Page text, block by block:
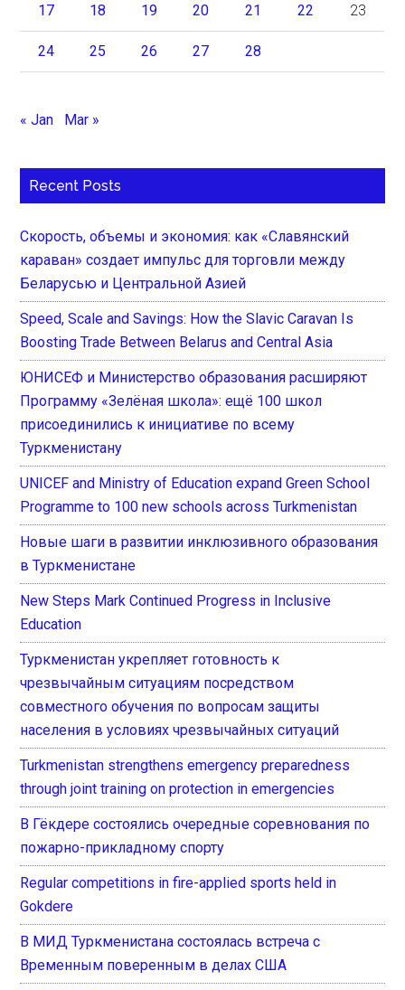
17 18 19 20 21 22 23
24 25 26 27 28
« Jan Mar »
Recent Posts
Скорость, объемы и экономия: как «Славянский
караван» создает импульс для торговли между
Беларусью и Центральной Азией
Speed, Scale and Savings: How the Slavic Caravan Is
Boosting Trade Between Belarus and Central Asia
ЮНИСЕФ и Министерство образования расширяют
Программу «Зелёная школа»: ещё 100 школ
присоединились к инициативе по всему
Туркменистану
UNICEF and Ministry of Education expand Green School
Programme to 100 new schools across Turkmenistan
Новые шаги в развитии инклюзивного образования
в Туркменистане
New Steps Mark Continued Progress in Inclusive
Education
Туркменистан укрепляет готовность к
чрезвычайным ситуациям посредством
совместного обучения по вопросам защиты
населения в условиях чрезвычайных ситуаций
Turkmenistan strengthens emergency preparedness
through joint training on protection in emergencies
В Гёкдере состоялись очередные соревнования по
пожарно-прикладному спорту
Regular competitions in fire-applied sports held in
Gokdere
В МИД Туркменистана состоялась встреча с
Временным поверенным в делах США